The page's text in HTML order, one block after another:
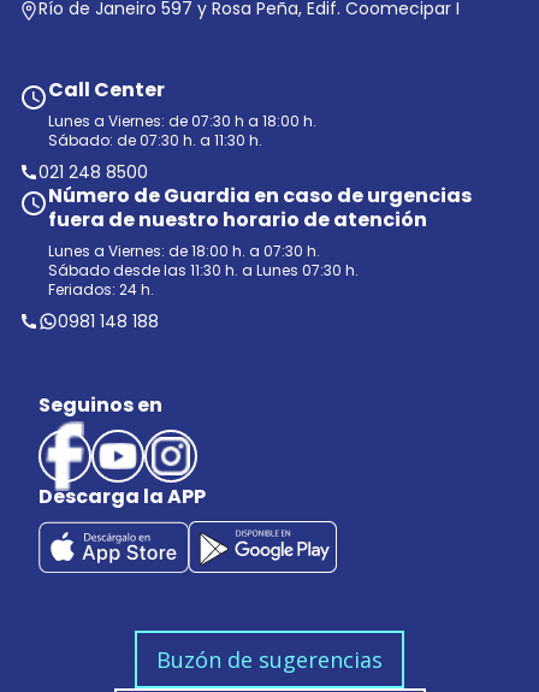
Río de Janeiro 597 y Rosa Peña, Edif. Coomecipar I
Call Center
Lunes a Viernes: de 07:30 h a 18:00 h.
Sábado: de 07:30 h. a 11:30 h.
021 248 8500
Número de Guardia en caso de urgencias
fuera de nuestro horario de atención
Lunes a Viernes: de 18:00 h. a 07:30 h.
Sábado desde las 11:30 h. a Lunes 07:30 h.
Feriados: 24 h.
0981 148 188
Seguinos en
Descarga la APP
Buzón de sugerencias